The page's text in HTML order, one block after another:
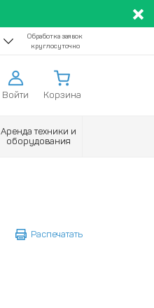
Обработка заявок
круглосуточно
Войти Корзина
Аренда техники и
оборудования
Распечатать